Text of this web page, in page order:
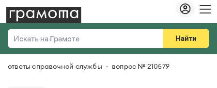
Искать на Грамоте
Справочная служба
Найти
Везде
ответы справочной службы вопрос № 210579